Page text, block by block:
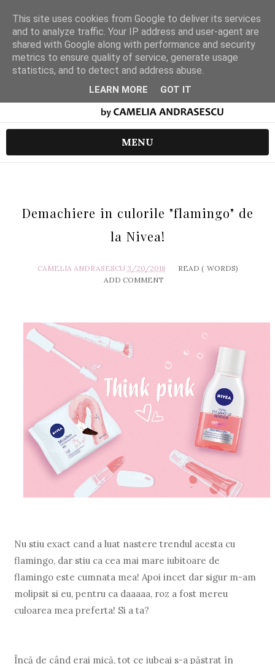
MENU
Demachiere in culorile "flamingo" de
la Nivea!
CAMELIA ANDRASESCU 3/20/2018 READ ( WORDS)
ADD COMMENT
Nu stiu exact cand a luat nastere trendul acesta cu
flamingo, dar stiu ca cea mai mare iubitoare de
flamingo este cumnata mea! Apoi incet dar sigur m-am
molipsit si eu, pentru ca daaaaa, roz a fost mereu
culoarea mea preferta! Si a ta?
Încă de când erai mică, tot ce iubeai s-a păstrat în
This site uses cookies from Google to deliver its services
and to analyze traffic. Your IP address and user-agent are
shared with Google along with performance and security
metrics to ensure quality of service, generate usage
statistics, and to detect and address abuse.
LEARN MORE GOT IT